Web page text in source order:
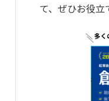
て、ぜひお役立